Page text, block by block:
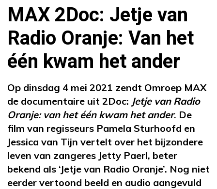
MAX 2Doc: Jetje van
Radio Oranje: Van het
één kwam het ander
Op dinsdag 4 mei 2021 zendt Omroep MAX
de documentaire uit 2Doc: Jetje van Radio
Oranje: van het één kwam het ander. De
film van regisseurs Pamela Sturhoofd en
Jessica van Tijn vertelt over het bijzondere
leven van zangeres Jetty Paerl, beter
bekend als ‘Jetje van Radio Oranje’. Nog niet
eerder vertoond beeld en audio aangevuld